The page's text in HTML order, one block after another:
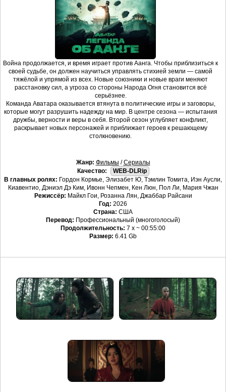
Война продолжается, и время играет против Аанга. Чтобы приблизиться к
своей судьбе, он должен научиться управлять стихией земли — самой
тяжёлой и упрямой из всех. Новые союзники и новые враги меняют
расстановку сил, а угроза со стороны Народа Огня становится всё
серьёзнее.
Команда Аватара оказывается втянута в политические игры и заговоры,
которые могут разрушить надежду на мир. В центре сезона — испытания
дружбы, верности и веры в себя. Второй сезон углубляет конфликт,
раскрывает новых персонажей и приближает героев к решающему
столкновению.
Жанр: Фильмы /Сериалы
Качество:
WEB-DLRip
В главных ролях: Гордон Кормье, Элизабет Ю, Тэмлин Томита, Иэн Аусли,
Киавентио, Дэниэл Дэ Ким, Ивонн Чепмен, Кен Люн, Пол Ли, Мария Чжан
Режиссёр: Майкл Гои, Розанна Лян, Джаббар Райсани
Год: 2026
Страна: США
Перевод: Профессиональный (многоголосый)
Продолжительность: 7 x ~ 00:55:00
Размер: 6.41 Gb